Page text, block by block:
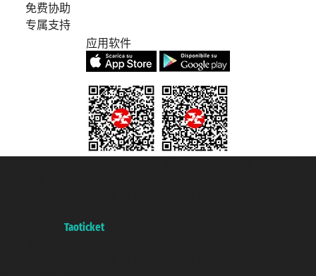
免费协助
专属支持
应用软件
Taoticket